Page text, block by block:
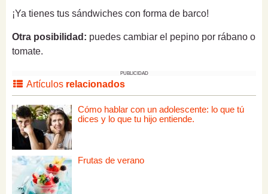
¡Ya tienes tus sándwiches con forma de barco!
Otra posibilidad: puedes cambiar el pepino por rábano o
tomate.
PUBLICIDAD
Artículos relacionados
Cómo hablar con un adolescente: lo que tú
dices y lo que tu hijo entiende.
Frutas de verano